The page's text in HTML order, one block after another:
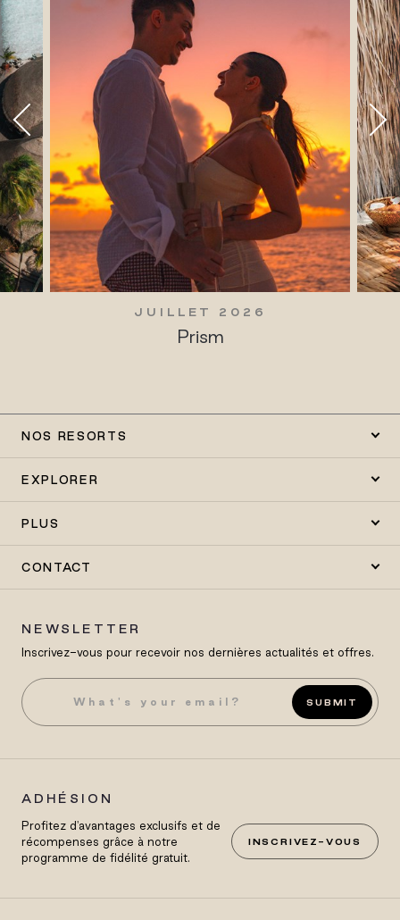
JUILLET 2026
Prism
NOS RESORTS
EXPLORER
PLUS
CONTACT
NEWSLETTER
Inscrivez-vous pour recevoir nos dernières actualités et offres.
SUBMIT
ADHÉSION
Profitez d'avantages exclusifs et de
récompenses grâce à notre
programme de fidélité gratuit.
INSCRIVEZ-VOUS